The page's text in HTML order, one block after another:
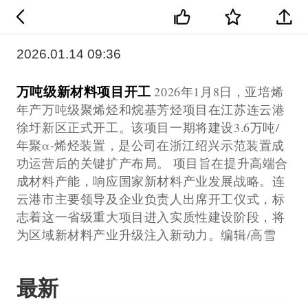
2026.01.14 09:36
万吨级新材料项目开工 2026年1月8日，亚培烯
年产万吨级聚烯烃和烷基芳烃项目在江苏连云港
徐圩新区正式开工。该项目一期将建设3.6万吨/
年聚α-烯烃装置，是公司在浙江绍兴示范装置成
功运营后的关键扩产布局。 项目旨在提升高端合
成材料产能，响应国家新材料产业发展战略。连
云港市主要领导及企业负责人出席开工仪式，标
志着这一省级重大项目进入实质性建设阶段，将
为区域新材料产业升级注入新动力。编辑/高雪
最新